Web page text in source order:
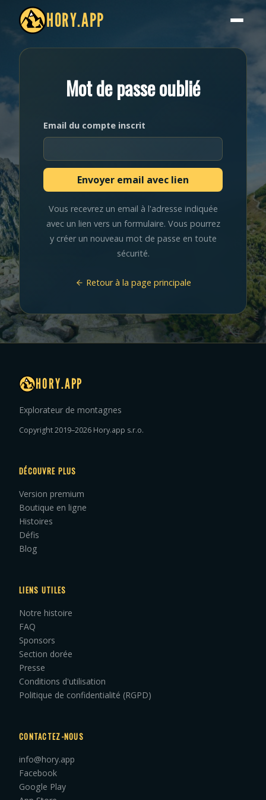
HORY.APP
Mot de passe oublié
Email du compte inscrit
Vous recevrez un email à l'adresse indiquée
avec un lien vers un formulaire. Vous pourrez
y créer un nouveau mot de passe en toute
sécurité.
Retour à la page principale
HORY.APP
Explorateur de montagnes
Copyright 2019–2026 Hory.app s.r.o.
DÉCOUVRE PLUS
Version premium
Boutique en ligne
Histoires
Défis
Blog
LIENS UTILES
Notre histoire
FAQ
Sponsors
Section dorée
Presse
Conditions d'utilisation
Politique de confidentialité (RGPD)
CONTACTEZ-NOUS
info@hory.app
Facebook
Google Play